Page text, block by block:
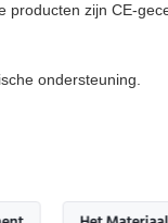
zijn CE-
ondersteuning.